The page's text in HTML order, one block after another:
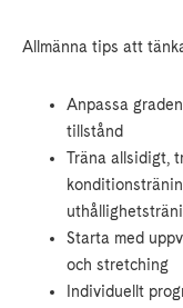
Allmänna tips att
Anpassa
tillstånd
Träna allsidigt,
Starta med
och stretching
Individuellt